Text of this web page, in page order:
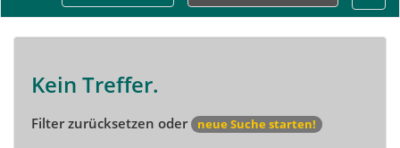
Kein Treffer.
Filter zurücksetzen oder neue Suche starten!